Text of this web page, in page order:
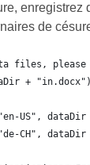
enregistrez
de
files, please
+
US", dataDir
CH", dataDir